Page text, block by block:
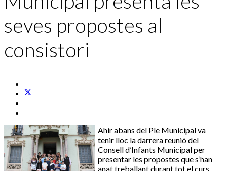
seves propostes al
consistori
Ahir abans del Ple Municipal va
tenir lloc la darrera reunió del
Consell d’Infants Municipal per
presentar les propostes que s’han
anat treballant durant tot el curs.